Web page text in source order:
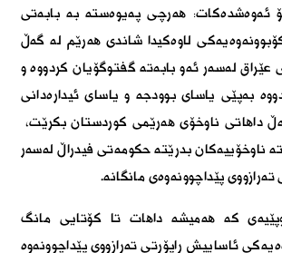
ئەوەشدەکات: ھەرچی پەیوەستە بە بابەتی
لاوەکیدا شاندی ھەرێم لە گەڵ
عێراق لەسەر ئەو بابەتە گفتوگۆیان کردووە و
بەپێی یاسای بوودجە و یاسای ئیدارەدانی
داھاتی ناوخۆی ھەرێمی کوردستان بکرێت،
) داھاتە ناوخۆییەکان بدرێتە حکومەتی فیدراڵ لەسەر
پێداچوونەوەی مانگانە.
کە ھەمیشە داھات تا کۆتایی مانگ
ئاساییش ڕاپۆرتی تەرازووی پێداچوونەوە